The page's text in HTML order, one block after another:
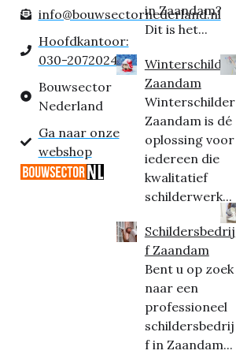
info@bouwsectornederland.nl
Hoofdkantoor:
030-2072024
Bouwsector
Nederland
Ga naar onze
webshop
in Zaandam?
Dit is het...
Winterschilder
Zaandam
Winterschilder
Zaandam is dé
oplossing voor
iedereen die
kwalitatief
schilderwerk...
Schildersbedrij
f Zaandam
Bent u op zoek
naar een
professioneel
schildersbedrij
f in Zaandam...